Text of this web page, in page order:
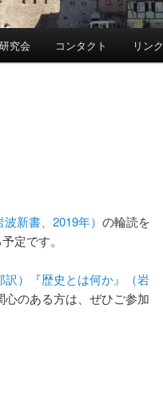
研究会 コンタクト リンク
新書、2019年） の輪読を
定です。
訳）『歴史とは何か』（岩
のある方は、ぜひご参加